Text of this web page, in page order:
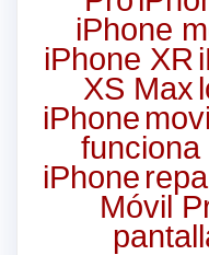
iPhone
iPhone XR
XS Max
iPhone
funciona
iPhone
Móvil